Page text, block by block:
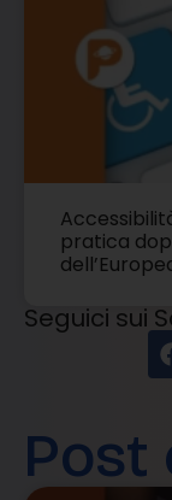
pratica
Seguici sui
Post